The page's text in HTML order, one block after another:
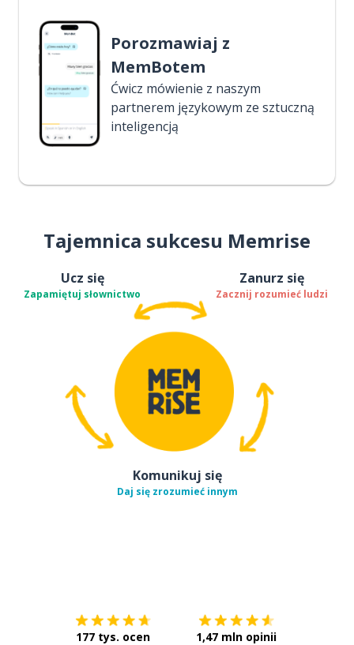
Porozmawiaj z
MemBotem
Ćwicz mówienie z naszym
partnerem językowym ze sztuczną
inteligencją
Tajemnica sukcesu Memrise
Ucz się
Zapamiętuj słownictwo
Zanurz się
Zacznij rozumieć ludzi
Komunikuj się
Daj się zrozumieć innym
177 tys. ocen 1,47 mln opinii